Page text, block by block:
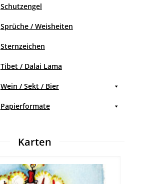
Schutzengel
Sprüche / Weisheiten
Sternzeichen
Tibet / Dalai Lama
Wein / Sekt / Bier
Papierformate
Karten